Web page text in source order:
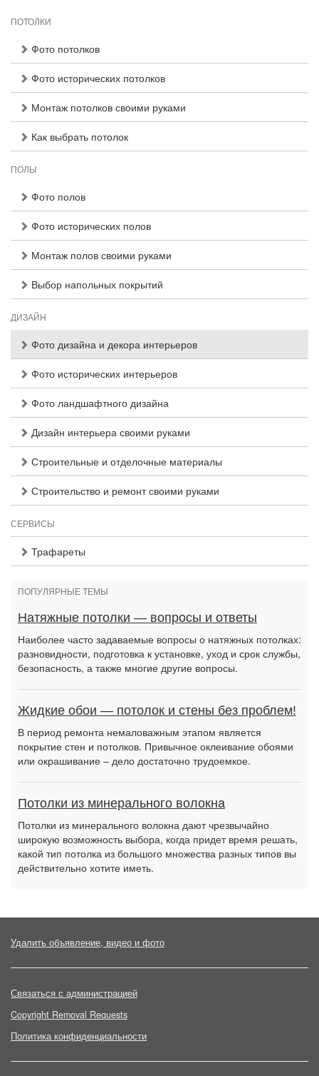
ПОТОЛКИ
Фото потолков
Фото исторических потолков
Монтаж потолков своими руками
Как выбрать потолок
ПОЛЫ
Фото полов
Фото исторических полов
Монтаж полов своими руками
Выбор напольных покрытий
ДИЗАЙН
Фото дизайна и декора интерьеров
Фото исторических интерьеров
Фото ландшафтного дизайна
Дизайн интерьера своими руками
Строительные и отделочные материалы
Строительство и ремонт своими руками
СЕРВИСЫ
Трафареты
ПОПУЛЯРНЫЕ ТЕМЫ
Натяжные потолки — вопросы и ответы
Наиболее часто задаваемые вопросы о натяжных потолках:
разновидности, подготовка к установке, уход и срок службы,
безопасность, а также многие другие вопросы.
Жидкие обои — потолок и стены без проблем!
В период ремонта немаловажным этапом является
покрытие стен и потолков. Привычное оклеивание обоями
или окрашивание – дело достаточно трудоемкое.
Потолки из минерального волокна
Потолки из минерального волокна дают чрезвычайно
широкую возможность выбора, когда придет время решать,
какой тип потолка из большого множества разных типов вы
действительно хотите иметь.
Удалить объявление, видео и фото
Связаться с администрацией
Copyright Removal Requests
Политика конфиденциальности